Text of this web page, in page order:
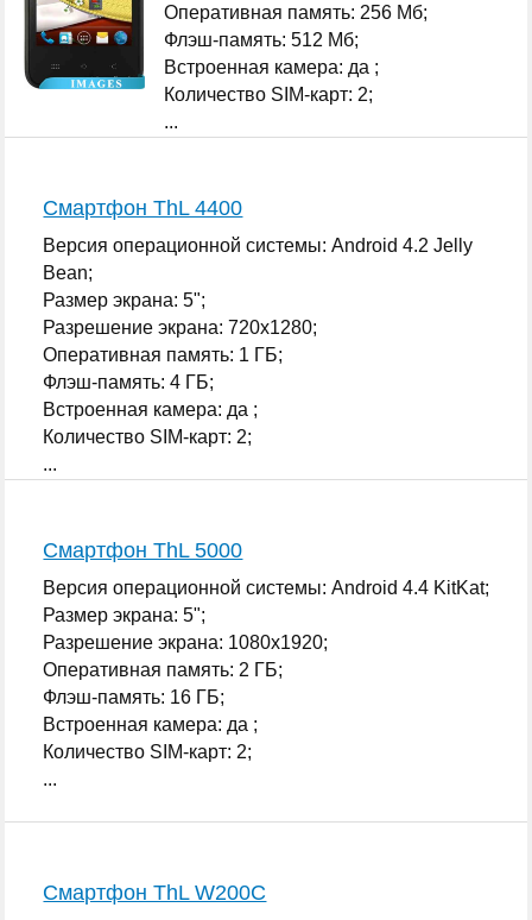
Оперативная память: 256 Мб;
Флэш-память: 512 Мб;
Встроенная камера: да ;
Количество SIM-карт: 2;
...
Смартфон ThL 4400
Версия операционной системы: Android 4.2 Jelly
Bean;
Размер экрана: 5";
Разрешение экрана: 720x1280;
Оперативная память: 1 ГБ;
Флэш-память: 4 ГБ;
Встроенная камера: да ;
Количество SIM-карт: 2;
...
Смартфон ThL 5000
Версия операционной системы: Android 4.4 KitKat;
Размер экрана: 5";
Разрешение экрана: 1080x1920;
Оперативная память: 2 ГБ;
Флэш-память: 16 ГБ;
Встроенная камера: да ;
Количество SIM-карт: 2;
...
Смартфон ThL W200C